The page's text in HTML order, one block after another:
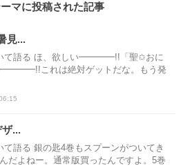
マに投稿された記事
見...
て語る ほ、欲しい━━━━!!「聖✩おに
━━━━!!これは絶対ゲットだな。もう発
ザ...
語る 銀の匙4巻もスプーンがついてき
だよねー。通常版買ったんですよ。5巻